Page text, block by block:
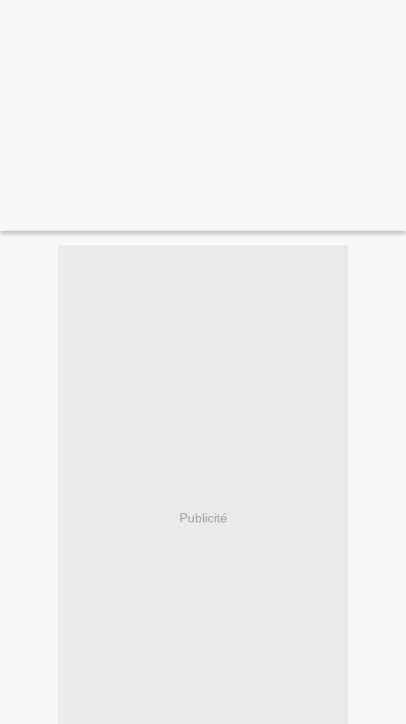
Publicité